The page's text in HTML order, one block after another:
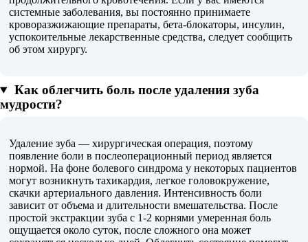
системные заболевания, вы постоянно принимаете
кроворазжижающие препараты, бета-блокаторы, инсулин,
успокоительные лекарственные средства, следует сообщить
об этом хирургу.
Как облегчить боль после удаления зуба
мудрости?
Удаление зуба — хирургическая операция, поэтому
появление боли в послеоперационный период является
нормой. На фоне болевого синдрома у некоторых пациентов
могут возникнуть тахикардия, легкое головокружение,
скачки артериального давления. Интенсивность боли
зависит от объема и длительности вмешательства. После
простой экстракции зуба с 1-2 корнями умеренная боль
ощущается около суток, после сложного она может